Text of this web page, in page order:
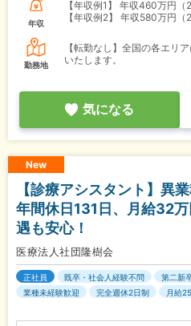
年収
【年収例1】
年収460万円（
【年収例2】
年収580万円（
勤務地
【転勤なし】全国の各エリ
いたします。
気になる
New
【診療アシスタント】異
年間休日131日、月給32
遇も安心！
医療法人社団隆樹会
正社員 既卒・社会人経験不問 第二新
業種未経験歓迎
完全週休2日制 月給